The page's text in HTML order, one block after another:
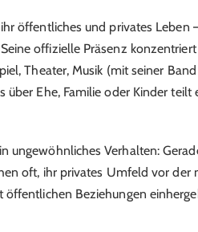
öffentliches und privates Leben
offizielle Präsenz
Theater, Musik (mit seiner Band
über Ehe, Familie oder Kinder teilt
ungewöhnliches Verhalten:
oft, ihr privates Umfeld vor der
Beziehungen